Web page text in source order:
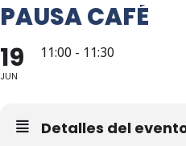
PAUSA CAFÉ
19
JUN
11:00 - 11:30
Detalles del